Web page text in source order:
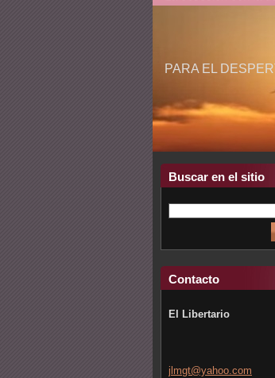
PARA EL
Buscar en el sitio
Contacto
El Libertario
jlmgt@yahoo.com